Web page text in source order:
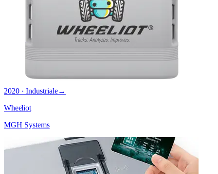
2020 · Industriale→
Wheeliot
MGH Systems